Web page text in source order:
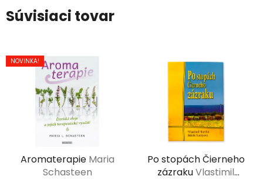
Súvisiaci tovar
NOVINKA!
Aromaterapie Maria
Schasteen
Po stopách Čierneho
zázrakuVlastimil